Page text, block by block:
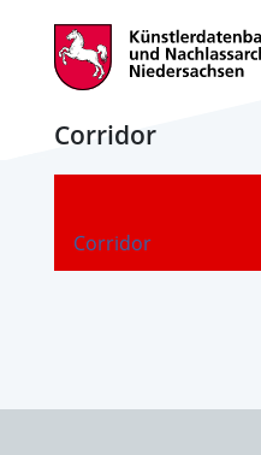
Corridor
Corridor